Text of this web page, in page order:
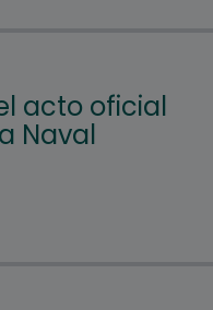
acto oficial
Naval